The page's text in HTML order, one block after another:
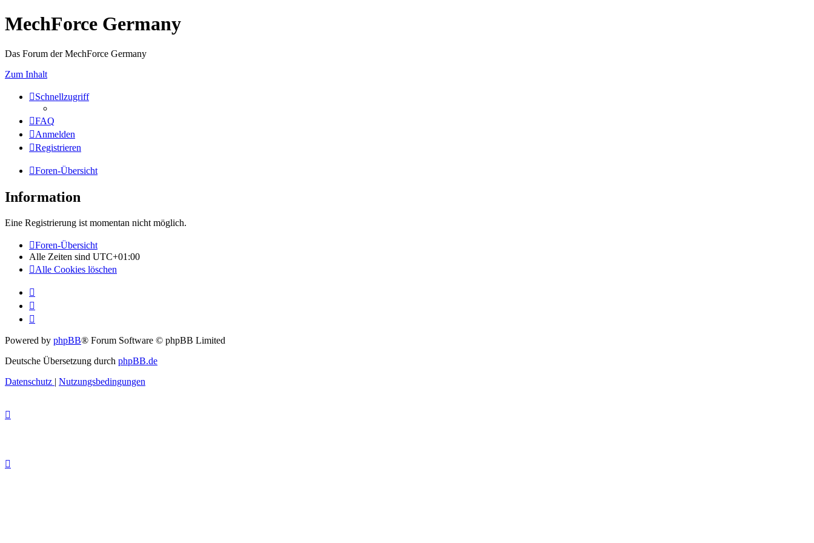
MechForce Germany
Das Forum der MechForce Germany
Zum Inhalt
Schnellzugriff
FAQ
Anmelden
Registrieren
Foren-Übersicht
Information
Eine Registrierung ist momentan nicht möglich.
Foren-Übersicht
Alle Zeiten sind UTC+01:00
Alle Cookies löschen
Powered by phpBB® Forum Software © phpBB Limited
Deutsche Übersetzung durch phpBB.de
Datenschutz | Nutzungsbedingungen